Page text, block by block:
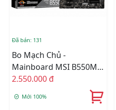
Đã bán: 131
Bo Mạch Chủ -
Mainboard MSI B550M
PRO-VDH WIFI
2.550.000 đ
Mới 100%